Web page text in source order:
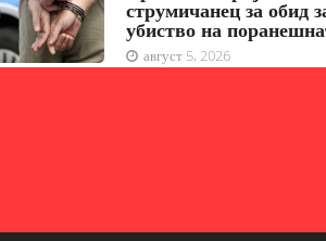
струмичанец за обид
убиство на
август 5, 2026